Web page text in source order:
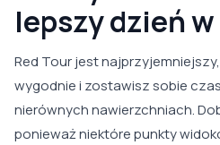
lepszy dzień
Red Tour jest
wygodnie i zostawisz sobie
nierównych nawierzchniach.
ponieważ niektóre punkty